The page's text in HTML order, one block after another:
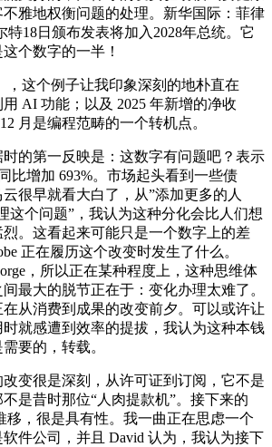
雅地权衡问题的处理。新华国际：菲律
特18日颁布发表将加入2028年总统。它
个数字的一半！
这个例子让我印象深刻的地朴直在
AI 功能；以及 2025 年新增的净收
月是编程范畴的一个转机点。
第一反映是：这数字有问题吧？表示
比增加 693%。市场起头看到一些债
很早就看大白了，从”添加更多的人
这个问题”，我认为这种分化会比人们想
。这看起来可能只是一个数字上的差
正在履历这个改变时发生了什么。
，所以正在某种程度上，这种思维体
最大的脱节正在于：变化办理太难了。
从消费到成果的改变前夕。可以或许让
就感遭到效率的提拔，我认为这种本钱
要的，转载。
很是深刻，从许可证到订阅，它不是
是昔时那位“人肉提款机”。接下来的
移，很是具有性。我一曲正在思虑一个
件公司，并且 David 认为，我认为接下